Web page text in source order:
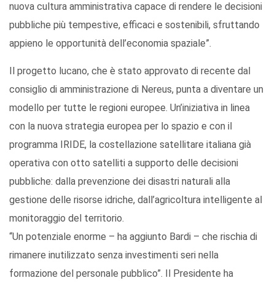
nuova cultura amministrativa capace di rendere le decisioni
pubbliche più tempestive, efficaci e sostenibili, sfruttando
appieno le opportunità dell’economia spaziale”.
Il progetto lucano, che è stato approvato di recente dal
consiglio di amministrazione di Nereus, punta a diventare un
modello per tutte le regioni europee. Un’iniziativa in linea
con la nuova strategia europea per lo spazio e con il
programma IRIDE, la costellazione satellitare italiana già
operativa con otto satelliti a supporto delle decisioni
pubbliche: dalla prevenzione dei disastri naturali alla
gestione delle risorse idriche, dall’agricoltura intelligente al
monitoraggio del territorio.
“Un potenziale enorme – ha aggiunto Bardi – che rischia di
rimanere inutilizzato senza investimenti seri nella
formazione del personale pubblico”. Il Presidente ha